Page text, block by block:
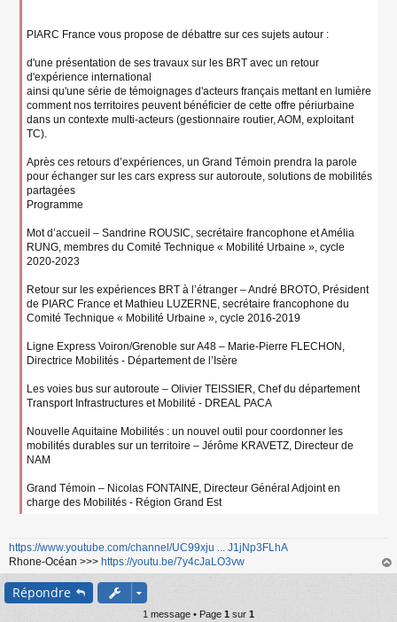
PIARC France vous propose de débattre sur ces sujets autour :
d'une présentation de ses travaux sur les BRT avec un retour
d'expérience international
ainsi qu'une série de témoignages d'acteurs français mettant en lumière
comment nos territoires peuvent bénéficier de cette offre périurbaine
dans un contexte multi-acteurs (gestionnaire routier, AOM, exploitant
TC).
Après ces retours d’expériences, un Grand Témoin prendra la parole
pour échanger sur les cars express sur autoroute, solutions de mobilités
partagées
Programme
Mot d’accueil – Sandrine ROUSIC, secrétaire francophone et Amélia
RUNG, membres du Comité Technique « Mobilité Urbaine », cycle
2020-2023
Retour sur les expériences BRT à l’étranger – André BROTO, Président
de PIARC France et Mathieu LUZERNE, secrétaire francophone du
Comité Technique « Mobilité Urbaine », cycle 2016-2019
Ligne Express Voiron/Grenoble sur A48 – Marie-Pierre FLECHON,
Directrice Mobilités - Département de l’Isère
Les voies bus sur autoroute – Olivier TEISSIER, Chef du département
Transport Infrastructures et Mobilité - DREAL PACA
Nouvelle Aquitaine Mobilités : un nouvel outil pour coordonner les
mobilités durables sur un territoire – Jérôme KRAVETZ, Directeur de
NAM
Grand Témoin – Nicolas FONTAINE, Directeur Général Adjoint en
charge des Mobilités - Région Grand Est
https://www.youtube.com/channel/UC99xju ... J1jNp3FLhA
Rhone-Océan >>> https://youtu.be/7y4cJaLO3vw
au
Répondre
1 message • Page 1 sur 1